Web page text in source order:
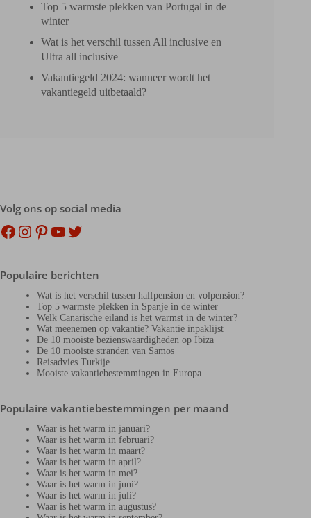
Top 5 warmste plekken van Portugal in de
winter
Wat is het verschil tussen All inclusive en
Ultra all inclusive
Vakantiegeld 2024: wanneer wordt het
vakantiegeld uitbetaald?
Volg ons op social media
Facebook
Instagram
Pinterest
YouTube
Twitter
Populaire berichten
Wat is het verschil tussen halfpension en volpension?
Top 5 warmste plekken in Spanje in de winter
Welk Canarische eiland is het warmst in de winter?
Wat meenemen op vakantie? Vakantie inpaklijst
De 10 mooiste bezienswaardigheden op Ibiza
De 10 mooiste stranden van Samos
Reisadvies Turkije
Mooiste vakantiebestemmingen in Europa
Populaire vakantiebestemmingen per maand
Waar is het warm in januari?
Waar is het warm in februari?
Waar is het warm in maart?
Waar is het warm in april?
Waar is het warm in mei?
Waar is het warm in juni?
Waar is het warm in juli?
Waar is het warm in augustus?